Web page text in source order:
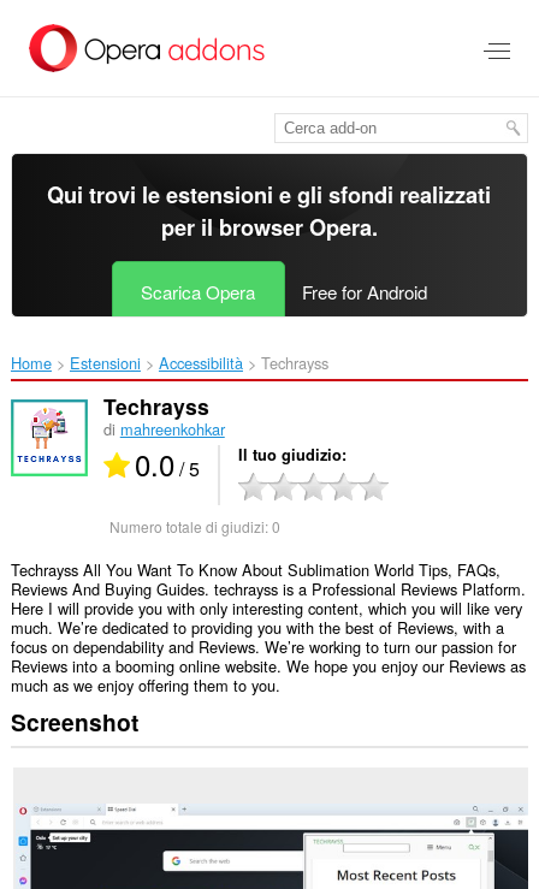
contenuto
Qui trovi le estensioni e gli sfondi realizzati
per il browser Opera.
Scarica Opera Free for Android
Home Estensioni Accessibilità Techrayss‎
Techrayss
di mahreenkohkar
0.0/ 5 Il tuo giudizio
Numero totale di giudizi:0
Techrayss All You Want To Know About Sublimation World Tips, FAQs,
Reviews And Buying Guides. techrayss is a Professional Reviews Platform.
Here I will provide you with only interesting content, which you will like very
much. We’re dedicated to providing you with the best of Reviews, with a
focus on dependability and Reviews. We’re working to turn our passion for
Reviews into a booming online website. We hope you enjoy our Reviews as
much as we enjoy offering them to you.
Screenshot